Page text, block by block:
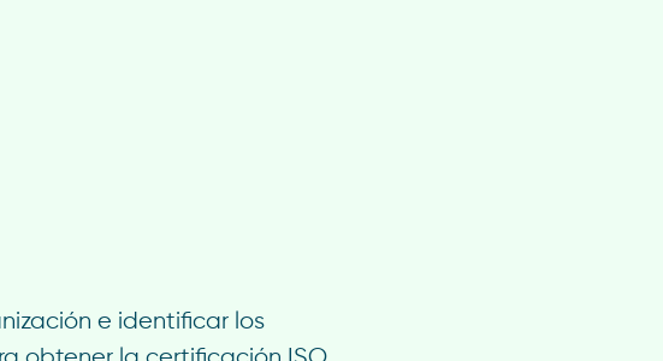
e identificar los